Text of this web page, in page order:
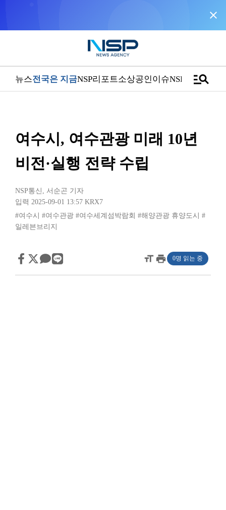
close
뉴스전국은 지금NSP리포트소상공인이슈NSPTVmanage_search
여수시, 여수관광 미래 10년
비전·실행 전략 수립
NSP통신 , 서순곤 기자
입력 2025-09-01 13:57 KRX7
#여수시
#여수관광 #여수세계섬박람회 #해양관광 휴양도시
#
일레븐브리지
format_sizeprint 0명 읽는 중